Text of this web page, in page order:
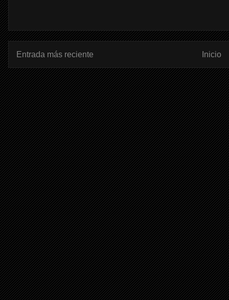
Entrada más reciente Inicio